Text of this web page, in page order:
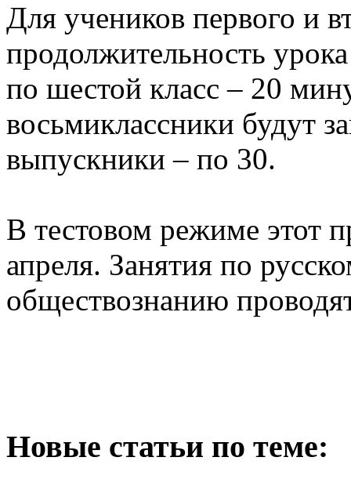
Для учеников первого и
продолжительность
по шестой класс – 20
восьмиклассники будут
выпускники – по 30.
В тестовом режиме этот
апреля. Занятия по
обществознанию
Новые статьи по теме: